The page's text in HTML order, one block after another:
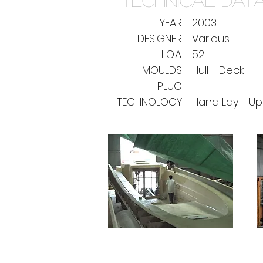
YEAR :
DESIGNER :
L.O.A. :
MOULDS :
PLUG :
TECHNOLOGY :
2003
Various
52'
Hull - Deck
---
Hand Lay - Up